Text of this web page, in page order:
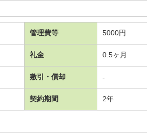
管理費等 5000円
礼金 0.5ヶ月
敷引・償却 -
契約期間 2年